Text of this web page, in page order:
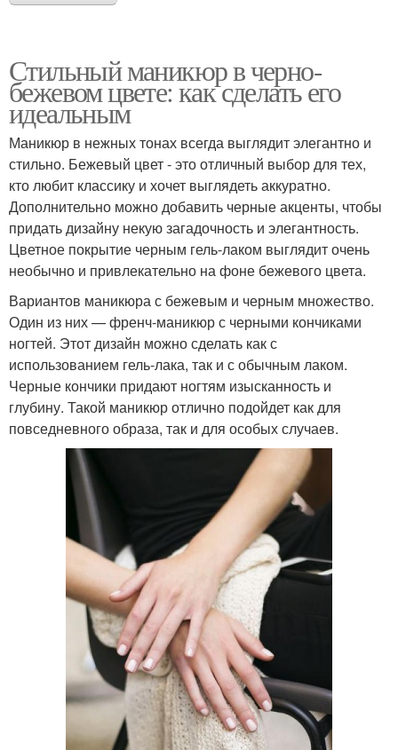
Стильный маникюр в черно-
бежевом цвете: как сделать его
идеальным
Маникюр в нежных тонах всегда выглядит элегантно и
стильно. Бежевый цвет - это отличный выбор для тех,
кто любит классику и хочет выглядеть аккуратно.
Дополнительно можно добавить черные акценты, чтобы
придать дизайну некую загадочность и элегантность.
Цветное покрытие черным гель-лаком выглядит очень
необычно и привлекательно на фоне бежевого цвета.
Вариантов маникюра с бежевым и черным множество.
Один из них — френч-маникюр с черными кончиками
ногтей. Этот дизайн можно сделать как с
использованием гель-лака, так и с обычным лаком.
Черные кончики придают ногтям изысканность и
глубину. Такой маникюр отлично подойдет как для
повседневного образа, так и для особых случаев.